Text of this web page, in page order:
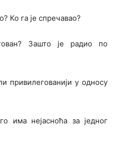
Ко га је спречавао?
Зашто је радио по
привилегованији у односу
нејасноћа за једног